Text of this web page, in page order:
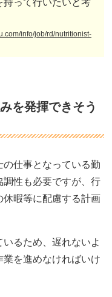
持って行いたいと考
info/job/rd/nutritionist-
を発揮できそう
仕事となっている勤
性も必要ですが、行
暇等に配慮する計画
るため、遅れないよ
業を進めなければいけ